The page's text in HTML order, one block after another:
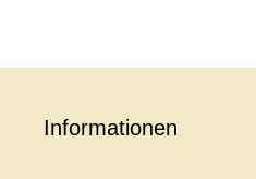
Informationen